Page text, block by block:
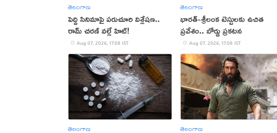
తెలంగాణ
పెద్ది సినిమాపై పరుచూరి విశ్లేషణ..
రామ్ చరణ్ వల్లే హిట్!
Aug 07, 2026, 17:08 IST
తెలంగాణ
భారత్-శ్రీలంక టెస్టులకు ఉచిత
ప్రవేశం.. బోర్డు ప్రకటన
Aug 07, 2026, 17:08 IST
తెలంగాణ తెలంగాణ